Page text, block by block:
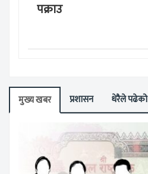
पक्राउ
मुख्य खबर प्रशासन धेरैले पढेको